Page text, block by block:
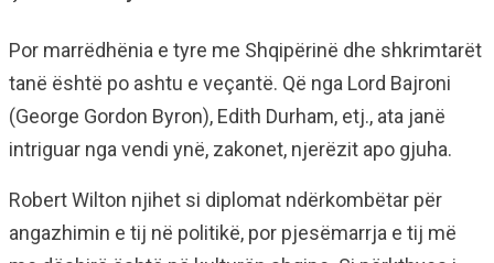
Por marrëdhënia e tyre me Shqipërinë dhe shkrimtarët
tanë është po ashtu e veçantë. Që nga Lord Bajroni
(George Gordon Byron), Edith Durham, etj., ata janë
intriguar nga vendi ynë, zakonet, njerëzit apo gjuha.
Robert Wilton njihet si diplomat ndërkombëtar për
angazhimin e tij në politikë, por pjesëmarrja e tij më